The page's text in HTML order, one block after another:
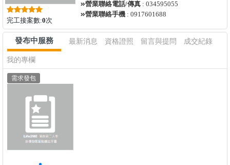
完工接案數:0次
營業聯絡電話/傳真 : 034595055
營業聯絡手機 : 0917601688
發布中服務 最新消息 資格證照 留言與提問 成交紀錄
我的專欄
需求發包